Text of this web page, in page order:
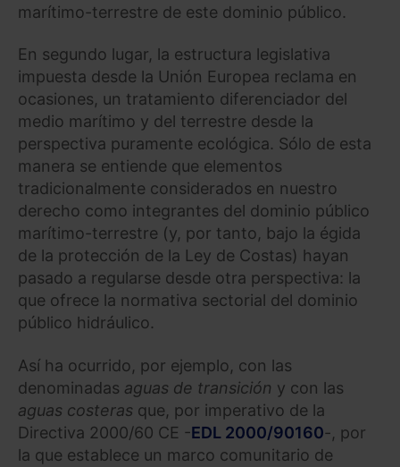
marítimo-terrestre de este dominio público.
En segundo lugar, la estructura legislativa
impuesta desde la Unión Europea reclama en
ocasiones, un tratamiento diferenciador del
medio marítimo y del terrestre desde la
perspectiva puramente ecológica. Sólo de esta
manera se entiende que elementos
tradicionalmente considerados en nuestro
derecho como integrantes del dominio público
marítimo-terrestre (y, por tanto, bajo la égida
de la protección de la Ley de Costas) hayan
pasado a regularse desde otra perspectiva: la
que ofrece la normativa sectorial del dominio
público hidráulico.
Así ha ocurrido, por ejemplo, con las
denominadas aguas de transición y con las
aguas costeras que, por imperativo de la
Directiva 2000/60 CE -EDL 2000/90160-, por
la que establece un marco comunitario de